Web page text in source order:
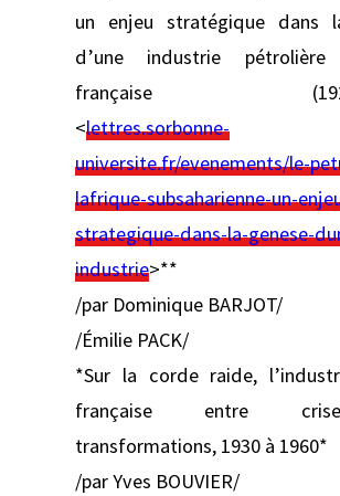
un enjeu stratégique dans
d’une industrie pétrolière
française (1928-
<lettres.sorbonne-
universite.fr/evenements/le-
lafrique-subsaharienne-un-
strategique-dans-la-genese-
industrie>**
/par Dominique BARJOT/
/Émilie PACK/
*Sur la corde raide,
française entre
transformations, 1930 à 1960*
/par Yves BOUVIER/